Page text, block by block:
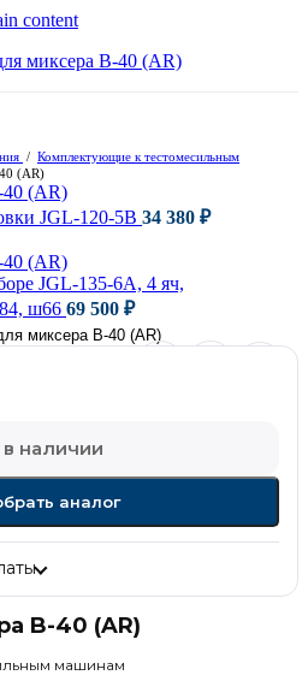
content
/ Комплектующие к тестомесильным
(AR)
JGL-120-5B 34 380 ₽
JGL-135-6A, 4 яч,
ш66 69 500 ₽
B-40 (AR)
машинам
наличии
аналог